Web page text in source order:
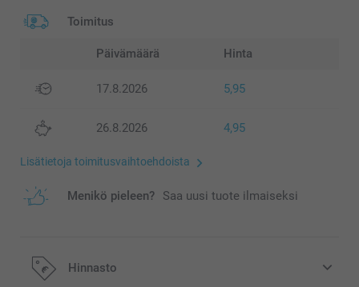
Toimitus
Päivämäärä Hinta
17.8.2026 5,95
26.8.2026 4,95
Lisätietoja toimitusvaihtoehdoista
Menikö pieleen? Saa uusi tuote ilmaiseksi
Hinnasto